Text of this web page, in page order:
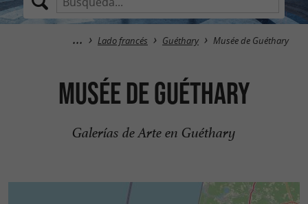
Lado francés Guéthary Musée de Guéthary
Musée de Guéthary
Galerías de Arte en Guéthary